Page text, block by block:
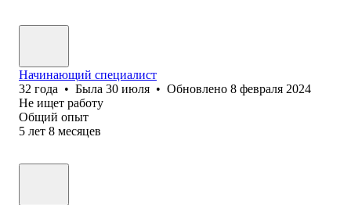
Начинающий специалист
32 года • Была 30 июля • Обновлено 8 февраля 2024
Не ищет работу
Общий опыт
5 лет 8 месяцев